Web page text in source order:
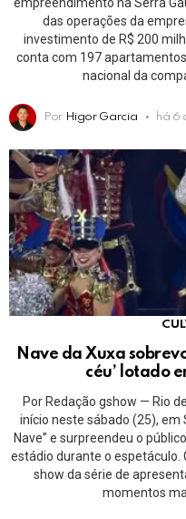
das operações da
investimento de R$ 200
conta com 197
nacional da
Por Higor Garcia há 6
Nave da Xuxa
céu’ lotado
Por Redação gshow — Rio
início neste sábado (25), em
Nave” e surpreendeu o
estádio durante o espetáculo.
show da série de
momentos